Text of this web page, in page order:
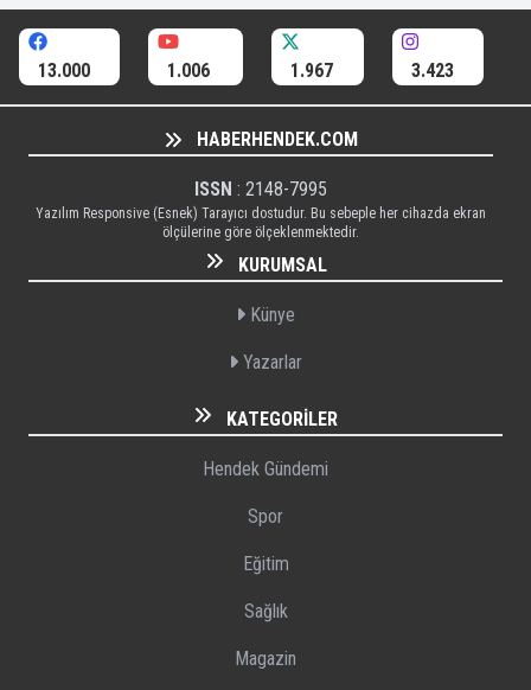
13.000 1.006 1.967 3.423
HABERHENDEK.COM
ISSN : 2148-7995
Yazılım Responsive (Esnek) Tarayıcı dostudur. Bu sebeple her cihazda ekran
ölçülerine göre ölçeklenmektedir.
KURUMSAL
Künye
Yazarlar
KATEGORILER
Hendek Gündemi
Spor
Eğitim
Sağlık
Magazin